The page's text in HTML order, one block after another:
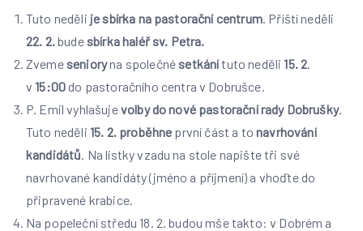
Tuto neděli je sbírka na pastorační centrum. Příští neděli
22. 2.bude sbírka haléř sv. Petra.
Zveme senioryna společné setkánítuto neděli 15. 2.
v 15:00 do pastoračního centra v Dobrušce.
P. Emil vyhlašujevolby do nové pastorační rady Dobrušky.
Tuto neděli 15. 2. proběhne první část a tonavrhování
kandidátů. Na lístky vzadu na stole napište tři své
navrhované kandidáty (jméno a příjmení) a vhoďte do
připravené krabice.
Na popeleční středu 18. 2. budou mše takto: v Dobrém a